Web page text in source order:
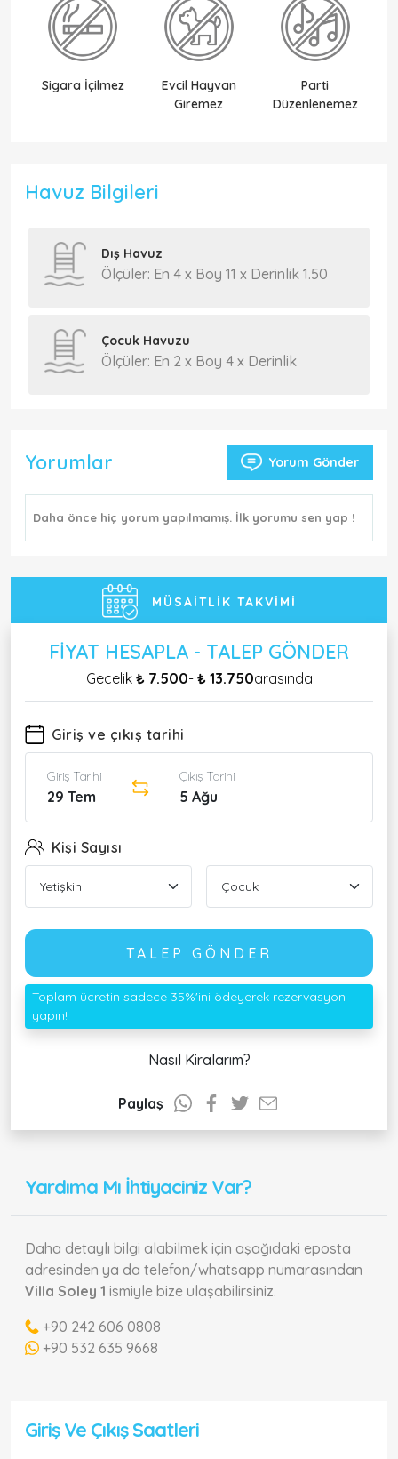
Sigara İçilmez
Evcil Hayvan
Giremez
Parti
Düzenlenemez
Havuz Bilgileri
Dış Havuz
Ölçüler: En 4 x Boy 11 x Derinlik 1.50
Çocuk Havuzu
Ölçüler: En 2 x Boy 4 x Derinlik
Yorumlar Yorum Gönder
Daha önce hiç yorum yapılmamış. İlk yorumu sen yap !
MÜSAITLIK TAKVIMI
FIYAT HESAPLA - TALEP GÖNDER
Gecelik ₺ 7.500- ₺ 13.750arasında
Giriş ve çıkış tarihi
Giriş Tarihi
29 Tem
Çıkış Tarihi
5 Ağu
Kişi Sayısı
TALEP GÖNDER
Toplam ücretin sadece 35%'ini ödeyerek rezervasyon
yapın!
Nasıl Kiralarım?
Paylaş
Yardıma Mı İhtiyaciniz Var?
Daha detaylı bilgi alabilmek için aşağıdaki eposta
adresinden ya da telefon/whatsapp numarasından
Villa Soley 1 ismiyle bize ulaşabilirsiniz.
+90 242 606 0808
+90 532 635 9668
Giriş Ve Çıkış Saatleri